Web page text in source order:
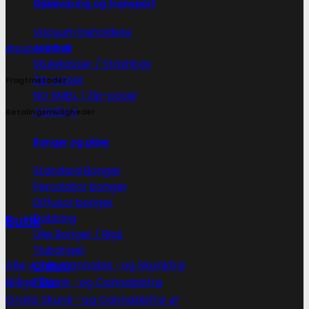
Opbevaring og transport
Vacuum beholdere
Jointrør
Skulekasser / Stashbox
Zip-poser
NO SMELL | Zip-poser
Jointbox
Bonger og piber
Standard Bonger
Percolator bonger
Diffusor bonger
Dabbing
Olie Bonger / Rigs
Tjubanger
Chillum
Piber
@subseed.dk
Fragtmetoder
Betalingsmuligheder
Butik
Alle vores Cannabis -og Skunkfrø
Billige Skunk -og Cannabisfrø
Gratis Skunk -og Cannabisfrø 🌿